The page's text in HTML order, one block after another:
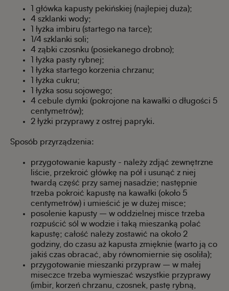
1 główka kapusty pekińskiej (najlepiej duża);
4 szklanki wody;
1 łyżka imbiru (startego na tarce);
1/4 szklanki soli;
4 ząbki czosnku (posiekanego drobno);
1 łyżka pasty rybnej;
1 łyżka startego korzenia chrzanu;
1 łyżka cukru;
1 łyżka sosu sojowego;
4 cebule dymki (pokrojone na kawałki o długości 5
centymetrów);
2 łyżki przyprawy z ostrej papryki.
Sposób przyrządzenia:
przygotowanie kapusty - należy zdjąć zewnętrzne
liście, przekroić główkę na pół i usunąć z niej
twardą część przy samej nasadzie; następnie
trzeba pokroić kapustę na kawałki (około 5
centymetrów) i umieścić je w dużej misce;
posolenie kapusty – w oddzielnej misce trzeba
rozpuścić sól w wodzie i taką mieszanką polać
kapustę; całość należy zostawić na około 2
godziny, do czasu aż kapusta zmięknie (warto ją co
jakiś czas obracać, aby równomiernie się osoliła);
przygotowanie mieszanki przypraw – w małej
miseczce trzeba wymieszać wszystkie przyprawy
(imbir, korzeń chrzanu, czosnek, pastę rybną,